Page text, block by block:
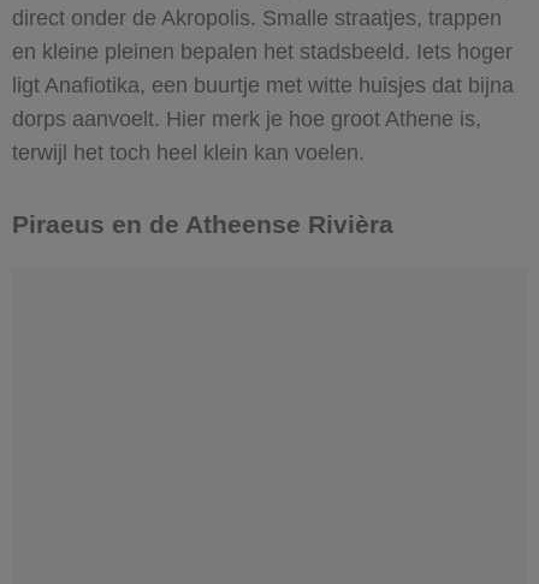
direct onder de Akropolis. Smalle straatjes, trappen
en kleine pleinen bepalen het stadsbeeld. Iets hoger
ligt Anafiotika, een buurtje met witte huisjes dat bijna
dorps aanvoelt. Hier merk je hoe groot Athene is,
terwijl het toch heel klein kan voelen.
Piraeus en de Atheense Rivièra